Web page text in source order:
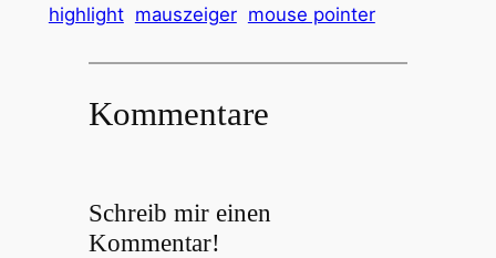
highlight mauszeiger mouse pointer
Kommentare
Schreib mir einen
Kommentar!